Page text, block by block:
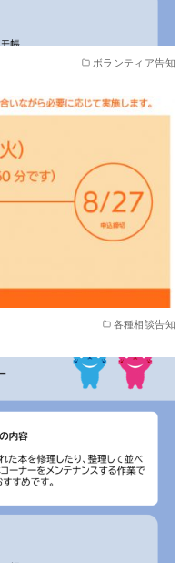
ボランティア告知
各種相談告知